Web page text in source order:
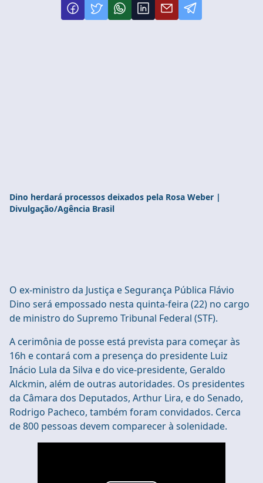
Dino herdará processos deixados pela Rosa Weber |
Divulgação/Agência Brasil
O ex-ministro da Justiça e Segurança Pública Flávio
Dino será empossado nesta quinta-feira (22) no cargo
de ministro do Supremo Tribunal Federal (STF).
A cerimônia de posse está prevista para começar às
16h e contará com a presença do presidente Luiz
Inácio Lula da Silva e do vice-presidente, Geraldo
Alckmin, além de outras autoridades. Os presidentes
da Câmara dos Deputados, Arthur Lira, e do Senado,
Rodrigo Pacheco, também foram convidados. Cerca
de 800 pessoas devem comparecer à solenidade.